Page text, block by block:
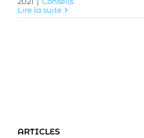
Lire la suite
ARTICLES